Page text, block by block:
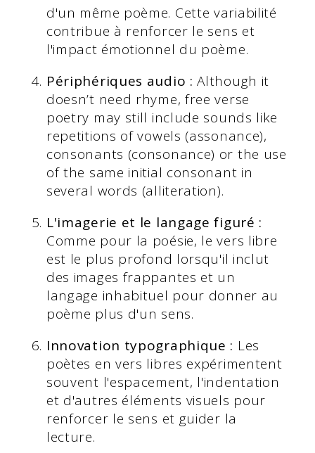
d'un même poème. Cette variabilité
contribue à renforcer le sens et
l'impact émotionnel du poème.
Périphériques audio : Although it
doesn’t need rhyme, free verse
poetry may still include sounds like
repetitions of vowels (assonance),
consonants (consonance) or the use
of the same initial consonant in
several words (alliteration).
L'imagerie et le langage figuré :
Comme pour la poésie, le vers libre
est le plus profond lorsqu'il inclut
des images frappantes et un
langage inhabituel pour donner au
poème plus d'un sens.
Innovation typographique : Les
poètes en vers libres expérimentent
souvent l'espacement, l'indentation
et d'autres éléments visuels pour
renforcer le sens et guider la
lecture.